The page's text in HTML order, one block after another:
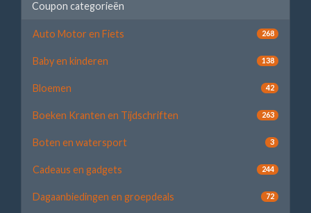
Coupon categorieën
Auto Motor en Fiets 268
Baby en kinderen 138
Bloemen 42
Boeken Kranten en Tijdschriften 263
Boten en watersport 3
Cadeaus en gadgets 244
Dagaanbiedingen en groepdeals 72